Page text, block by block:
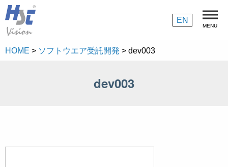
MENU
EN
HOME > ソフトウエア受託開発 > dev003
dev003